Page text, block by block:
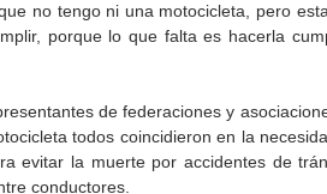
no tengo ni una motocicleta, pero
porque lo que falta es hacerla
de federaciones y
todos coincidieron en la
evitar la muerte por accidentes de
conductores.